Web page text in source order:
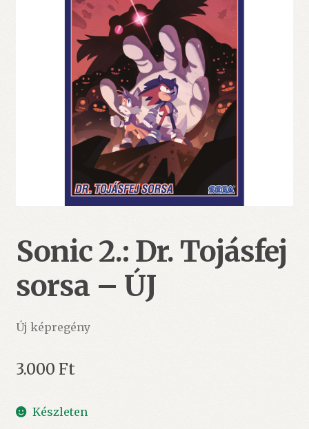
Sonic 2.: Dr. Tojásfej
sorsa – ÚJ
Új képregény
3.000 Ft
Készleten